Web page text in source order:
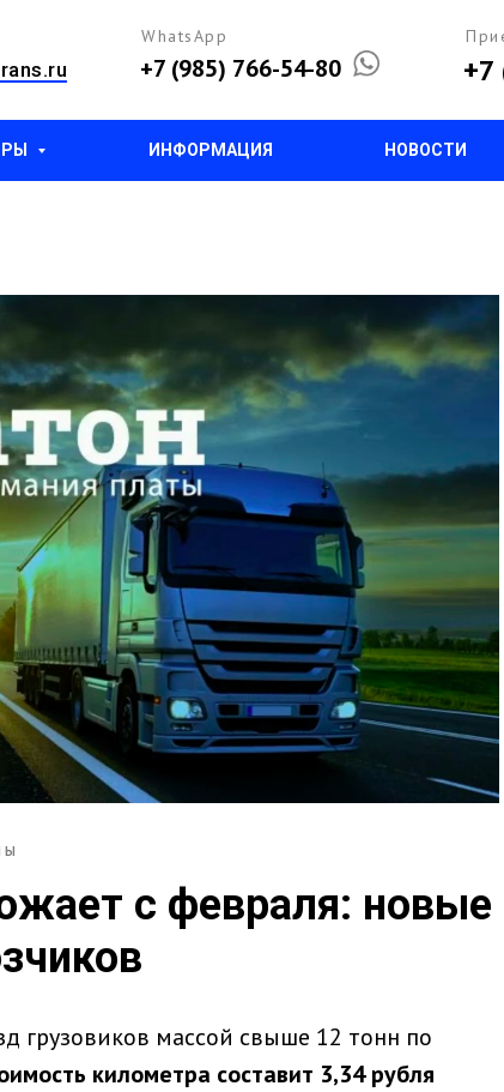
+7 (985) 766-54-80
WhatsApp
ИНФОРМАЦИЯ НОВОСТИ
с февраля: новые
грузовиков массой свыше 12 тонн по
километра составит 3,34 рубля